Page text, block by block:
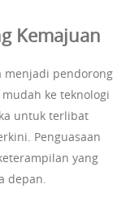
Kemajuan
menjadi pendorong
ke teknologi
untuk terlibat
Penguasaan
yang
depan.